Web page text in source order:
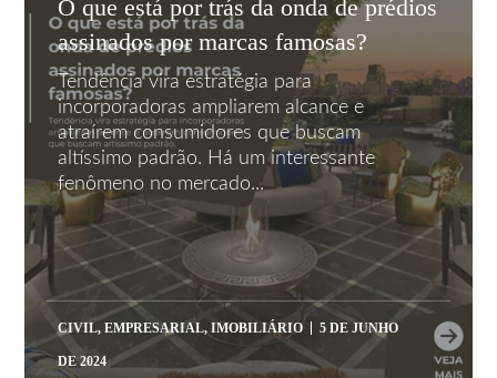
O que está por trás da onda de prédios
assinados por marcas famosas?
Tendência vira estratégia para
incorporadoras ampliarem alcance e
atraírem consumidores que buscam
altíssimo padrão. Há um interessante
fenômeno no mercado...
CIVIL,EMPRESARIAL,IMOBILIÁRIO 5 DE JUNHO
DE 2024